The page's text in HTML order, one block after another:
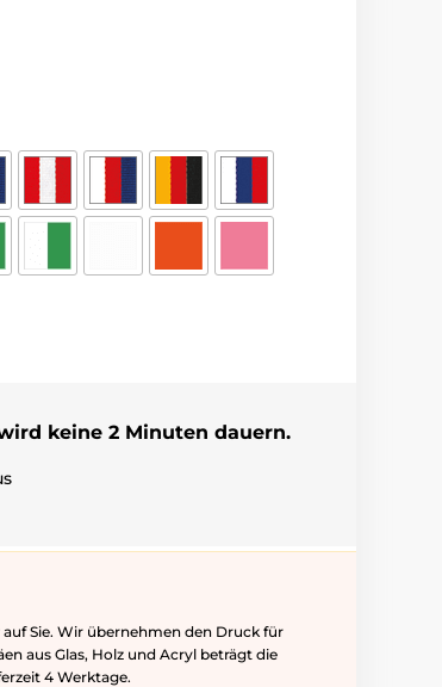
keine 2 Minuten dauern.
Sie. Wir übernehmen den Druck für
aus Glas, Holz und Acryl beträgt die
4 Werktage.